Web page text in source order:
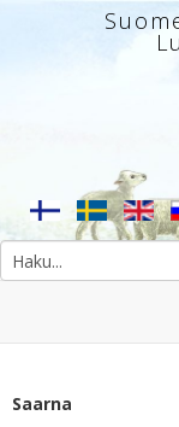
Saarna